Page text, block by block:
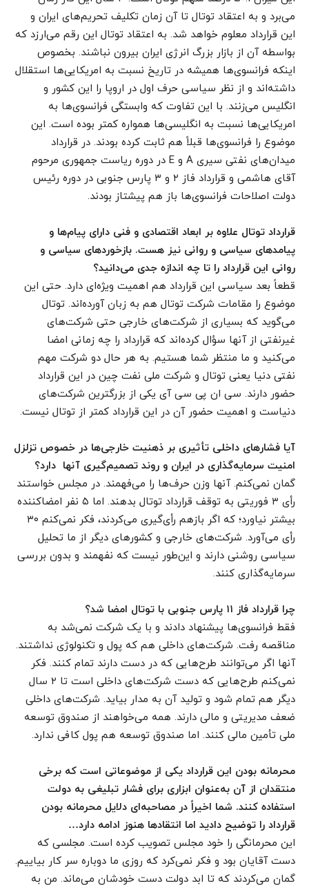
می‌برد و به اعتقاد توتال تا آن زمان تکلیف تحریم‌های ایران و
این قرارداد معلوم خواهد شد. به اعتقاد توتال این رقم می‌ارزد که
بواسطه آن از بازار بزرگ انرژی ایران بیرون نباشند. بخصوص
اینکه فرانسوی‌ها همیشه در تاریخ نسبت به امریکایی‌ها استقلال
داشته‌اند و از نظر سیاسی حرف اول در اروپا را این کشور و
انگلیس می‌زنند. با این تفاوت که وابستگی فرانسوی‌ها به
امریکایی‌ها نسبت به انگلیسی‌ها همواره کمتر بوده است. این
موضوع را فرانسوی‌ها قبلاً هم ثابت کرده بودند. در قرارداد
میدان‌های نفتی سیری A و E در دوره ریاست جمهوری مرحوم
آقای هاشمی و قرارداد فاز ۲ و ۳ پارس جنوبی در دوره رئیس
دولت اصلاحات فرانسوی‌ها باز هم پیشتاز بودند.
قرارداد توتال علاوه بر ابعاد اقتصادی و فنی دارای پیام‌ها و
پیامدهای سیاسی و روانی نیز هست. بازخوردهای سیاسی و
روانی این قرارداد را تا چه اندازه جدی می‌دانید؟
قطعاً بعد سیاسی این قرارداد هم اهمیت ویژه‌ای دارد. حتی این
موضوع را مقامات شرکت توتال هم به زبان آورده‌اند. توتال
می‌گوید که بسیاری از شرکت‌های خارجی حتی شرکت‌های
غیرنفتی از آنها سؤال کرده‌اند که قرارداد را چه زمانی امضا
می‌کنید و ما منتظر شما هستیم. به هر حال دو شرکت مهم
نفتی دنیا یعنی توتال و شرکت ملی نفت چین در این قرارداد
حضور دارند. سی ان پی سی آی یکی از بزرگترین شرکت‌های
دنیاست و اهمیت حضور آن در این قرارداد کمتر از توتال نیست.
آیا فشارهای داخلی تأثیری بر ذهنیت خارجی‌ها در خصوص تزلزل
امنیت سرمایه‌گذاری در ایران و روند تصمیم‌گیری آنها دارد؟
گمان نمی‌کنم. آنها وزن حرف‌ها را می‌فهمند. در مجلس خواستند
رأی ۳ فوریتی به توقف قرارداد توتال بدهند. اما ۵ نفر امضا‌کننده
بیشتر نیاورد؛ که اگر بازهم رأی‌گیری می‌کردند، فکر نمی‌کنم ۳۰
رأی می‌آورد. شرکت‌های خارجی و کشورهای دیگر از ما تحلیل
سیاسی روشنی دارند و این‌طور نیست که نفهمند و بدون بررسی
سرمایه‌گذاری کنند.
چرا قرارداد فاز ۱۱ پارس جنوبی با توتال امضا شد؟
فقط فرانسوی‌ها پیشنهاد دادند و با یک شرکت نمی‌شد به
مناقصه رفت. شرکت‌های داخلی هم که پول و تکنولوژی نداشتند.
آنها اگر می‌توانند طرح‌هایی که در دست دارند تمام کنند. فکر
نمی‌کنم طرح‌هایی که دست شرکت‌های داخلی است تا ۲ سال
دیگر هم تمام شود و تولید آن به مدار بیاید. شرکت‌های داخلی
ضعف مدیریتی و مالی دارند. همه می‌خواهند از صندوق توسعه
ملی تأمین مالی کنند. اما صندوق توسعه هم پول کافی ندارد.
محرمانه بودن این قرارداد یکی از موضوعاتی است که برخی
منتقدان از آن به‌عنوان ابزاری برای فشار تبلیغی به دولت
استفاده کنند. شما اخیراً در مصاحبه‌ای دلایل محرمانه بودن
قرارداد را توضیح دادید اما انتقادها هنوز ادامه دارد…
این محرمانگی را خود مجلس تصویب کرده است. مجلسی که
دست آقایان بود و فکر نمی‌کرد که روزی ما دوباره سر کار بیاییم.
گمان می‌کردند که تا ابد دولت دست خودشان می‌ماند. من به